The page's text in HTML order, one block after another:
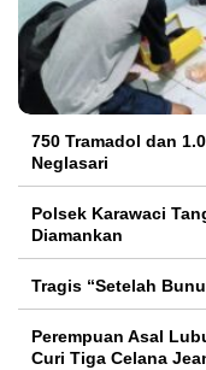
750 Tramadol dan
Neglasari
Polsek Karawaci
Diamankan
Tragis “Setelah
Perempuan Asal
Curi Tiga Celana